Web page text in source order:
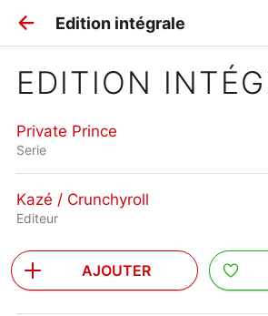
Edition intégrale
EDITION
Private Prince
Serie
Kazé / Crunchyroll
Editeur
AJOUTER